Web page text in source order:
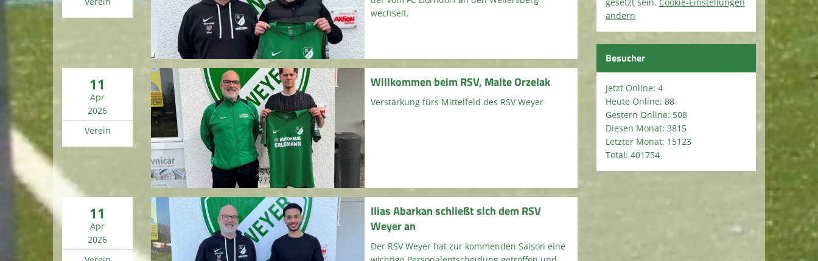
wechselt.
11
Apr
2026
Verein
Willkommen beim RSV, Malte Orzelak
Verstärkung fürs Mittelfeld des RSV Weyer
11
Apr
2026
Ilias Abarkan schließt sich dem RSV
Weyer an
Der RSV Weyer hat zur kommenden Saison eine
ändern
Besucher
Jetzt Online: 4
Heute Online: 88
Gestern Online: 508
Diesen Monat: 3815
Letzter Monat: 15123
Total: 401754